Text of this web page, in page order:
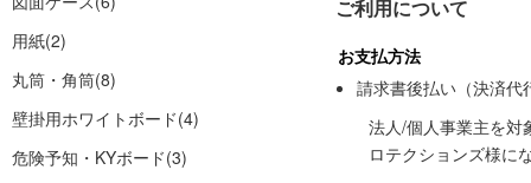
用紙(2)
丸筒・角筒(8)
壁掛用ホワイトボード(4)
危険予知・KYボード(3)
ご利用について
お支払方法
請求書後払い（決済代
法人/個人事業主を対
ロテクションズ様に